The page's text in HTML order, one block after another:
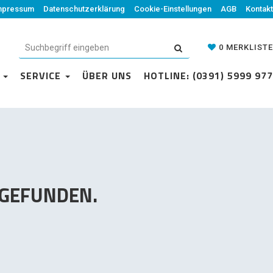
Datenschutzerklärung Cookie-Einstellungen AGB Kontakt
0 MERKLISTE
ÜBER UNS HOTLINE: (0391) 5999 977
Datenschutzerklärung Cookie-Einstellungen AGB Kontakt
0 MERKLISTE
SERVICE ÜBER UNS HOTLINE: (0391) 5999 977